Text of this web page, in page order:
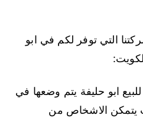
التي توفر لكم في ابو
ابو حليفة يتم وضعها في
يتمكن الاشخاص من